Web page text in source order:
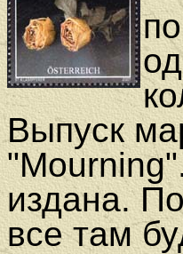
Выпуск
издана.
все там